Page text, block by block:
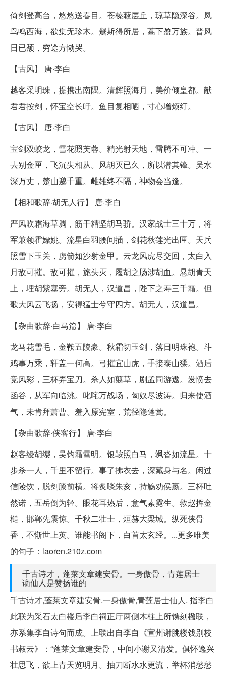
倚剑登高台，悠悠送春目。苍榛蔽层丘，琼草隐深谷。凤
鸟鸣西海，欲集无珍木。鸒斯得所居，蒿下盈万族。晋风
日已颓，穷途方恸哭。
【古风】 唐·李白
越客采明珠，提携出南隅。清辉照海月，美价倾皇都。献
君君按剑，怀宝空长吁。鱼目复相哂，寸心增烦纡。
【古风】 唐·李白
宝剑双蛟龙，雪花照芙蓉。精光射天地，雷腾不可冲。一
去别金匣，飞沉失相从。风胡灭已久，所以潜其锋。吴水
深万丈，楚山邈千重。雌雄终不隔，神物会当逢。
【相和歌辞·胡无人行】 唐·李白
严风吹霜海草凋，筋干精坚胡马骄。汉家战士三十万，将
军兼领霍嫖姚。流星白羽腰间插，剑花秋莲光出匣。天兵
照雪下玉关，虏箭如沙射金甲。云龙风虎尽交回，太白入
月敌可摧。敌可摧，旄头灭，履胡之肠涉胡血。悬胡青天
上，埋胡紫塞旁。胡无人，汉道昌，陛下之寿三千霜。但
歌大风云飞扬，安得猛士兮守四方。胡无人，汉道昌。
【杂曲歌辞·白马篇】 唐·李白
龙马花雪毛，金鞍五陵豪。秋霜切玉剑，落日明珠袍。斗
鸡事万乘，轩盖一何高。弓摧宜山虎，手接泰山猱。酒后
竞风彩，三杯弄宝刀。杀人如翦草，剧孟同游遨。发愤去
函谷，从军向临洮。叱咤万战场，匈奴尽波涛。归来使酒
气，未肯拜萧曹。羞入原宪室，荒径隐蓬蒿。
【杂曲歌辞·侠客行】 唐·李白
赵客缦胡缨，吴钩霜雪明。银鞍照白马，飒沓如流星。十
步杀一人，千里不留行。事了拂衣去，深藏身与名。闲过
信陵饮，脱剑膝前横。将炙啖朱亥，持觞劝侯嬴。三杯吐
然诺，五岳倒为轻。眼花耳热后，意气素霓生。救赵挥金
槌，邯郸先震惊。千秋二壮士，烜赫大梁城。纵死侠骨
香，不惭世上英。谁能书阁下，白首太玄经。...更多唯美
的句子：laoren.210z.com
千古诗才，蓬莱文章建安骨。一身傲骨，青莲居士
谪仙人是赞扬谁的
千古诗才,蓬莱文章建安骨.一身傲骨,青莲居士仙人. 指李白
此联为采石太白楼后李白祠正厅两侧木柱上所镌刻楹联，
亦系集李白诗句而成。上联出自李白《宣州谢朓楼饯别校
书叔云》：“蓬莱文章建安骨，中间小谢又清发。俱怀逸兴
壮思飞，欲上青天览明月。抽刀断水水更流，举杯消愁愁